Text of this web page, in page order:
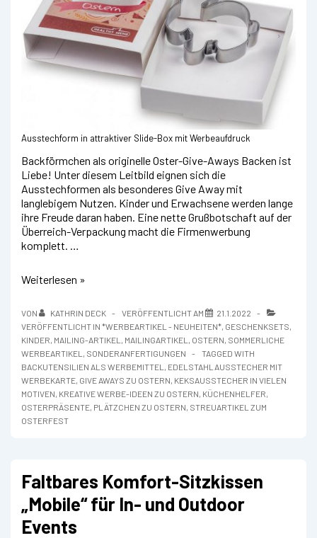
Ausstechform in attraktiver Slide-Box mit Werbeaufdruck
Backförmchen als originelle Oster-Give-Aways Backen ist
Liebe! Unter diesem Leitbild eignen sich die
Ausstechformen als besonderes Give Away mit
langlebigem Nutzen. Kinder und Erwachsene werden lange
ihre Freude daran haben. Eine nette Grußbotschaft auf der
Überreich-Verpackung macht die Firmenwerbung
komplett. …
Edelstahl-
das
Osterfest
Weiterlesen »
VON KATHRIN DECK VERÖFFENTLICHT AM
21.1.2022
VERÖFFENTLICHT IN *WERBEARTIKEL - NEUHEITEN* GESCHENKSETS
KINDER MAILING-ARTIKEL MAILINGARTIKEL OSTERN SOMMERLICHE
WERBEARTIKEL
SONDERANFERTIGUNGEN
TAGGED WITH
BACKUTENSILIEN ALS WERBEMITTEL
EDELSTAHLAUSSTECHER MIT
WERBEKARTE GIVE AWAYS ZU OSTERN KEKSAUSSTECHER IN VIELEN
MOTIVEN KREATIVE WERBE-IDEEN ZU OSTERN KÜCHENHELFER
OSTERPRÄSENTE PLÄTZCHEN ZU OSTERN STREUARTIKEL ZUM
OSTERFEST
Faltbares Komfort-Sitzkissen
„Mobile“ für In- und Outdoor
Events